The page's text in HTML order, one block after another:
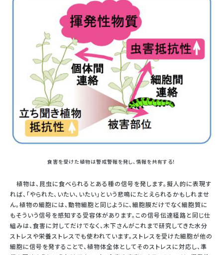
食害を受けた植物は警戒警報を発し、情報を共有する！
植物は、昆虫に食べられるとある種の信号を発します。擬人的に表現す
れば、「やられた、いたい、いたい」という悲鳴にたとえられるかもしれませ
ん。植物の細胞には、動物細胞と同じように、細胞膜だけでなく細胞質に
もそういう信号を感知する受容体があります。この信号伝達経路と同じ仕
組みは、食害に対してだけでなく、木下さんがこれまで研究してきた水分
ストレスや栄養ストレスでも使われています。ストレスを受けた細胞が他の
細胞に信号を発することで、植物体全体としてそのストレスに対応し、準